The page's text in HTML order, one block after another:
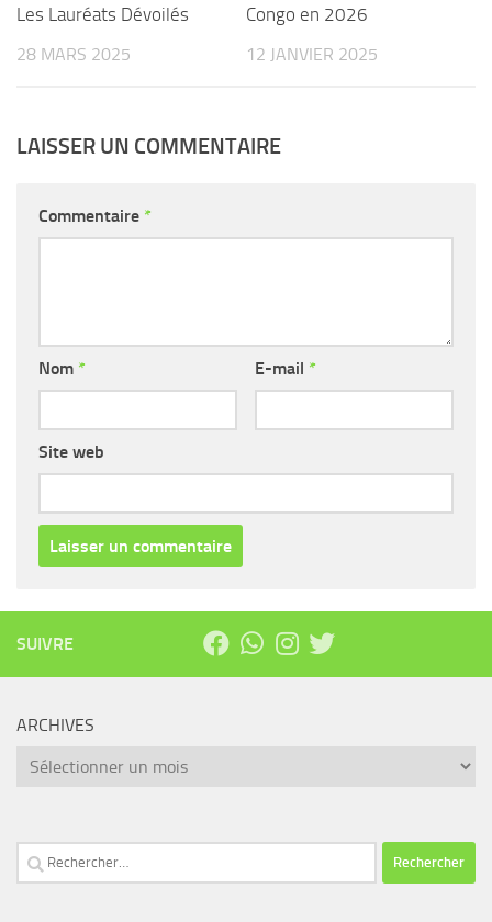
Les Lauréats Dévoilés
28 MARS 2025
Congo en 2026
12 JANVIER 2025
LAISSER UN COMMENTAIRE
Commentaire *
Nom * E-mail *
Site web
SUIVRE
ARCHIVES
Archives
Rechercher :